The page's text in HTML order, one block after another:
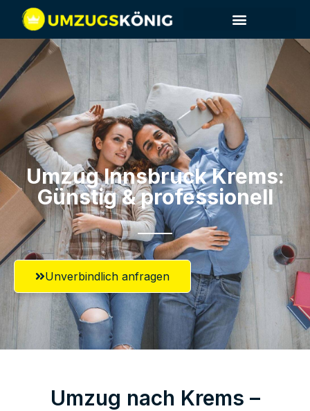
Umzug Innsbruck​ Krems:
Günstig & professionell​
Unverbindlich anfragen
Umzug nach Krems –